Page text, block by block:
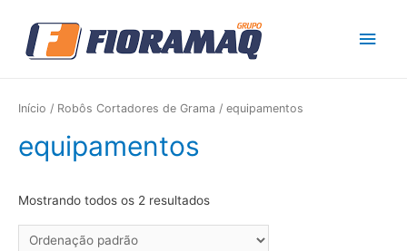
Início / Robôs Cortadores de Grama / equipamentos
equipamentos
Mostrando todos os 2 resultados